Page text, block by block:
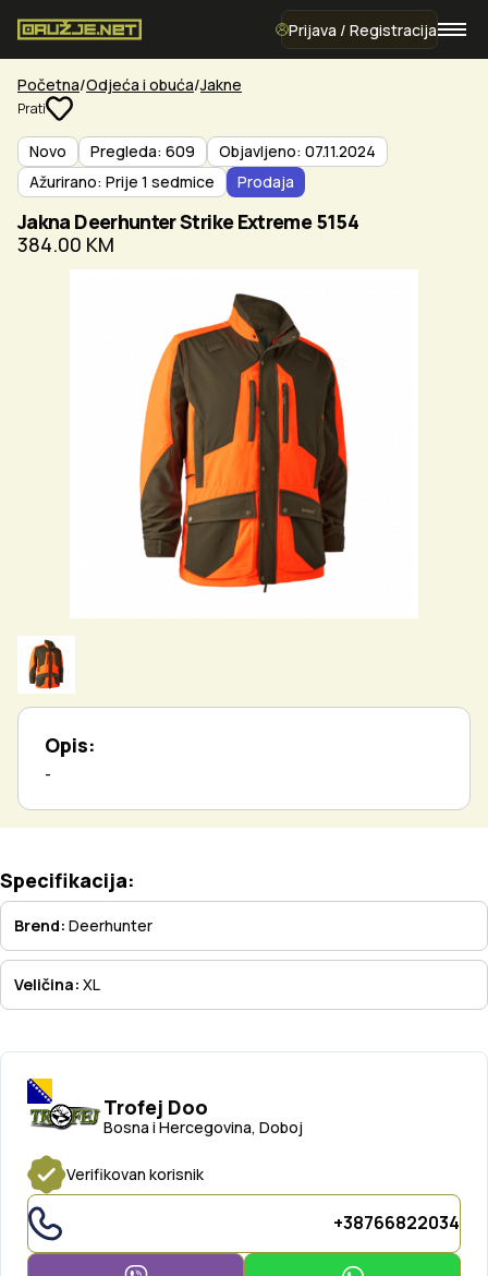
Prijava / Registracija
Početna Odjeća i obuća Jakne
Prati
Novo Pregleda: 609
Objavljeno: 07.11.2024
Ažurirano: Prije 1 sedmice
Prodaja
Jakna Deerhunter Strike Extreme 5154
384.00 KM
Opis:
-
Trofej Doo
Bosna i Hercegovina, Doboj
Verifikovan korisnik
+38766822034
Specifikacija:
Brend: Deerhunter
Veličina: XL